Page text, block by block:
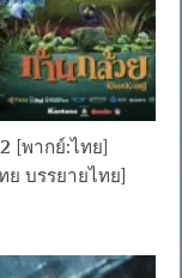
[พากย์:ไทย]
ย บรรยายไทย]